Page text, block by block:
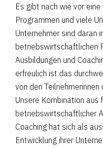
Es gibt nach wie vor
Programmen und viele
Unternehmer sind daran
betriebswirtschaftlichen
Ausbildungen und
erfreulich ist das
von den
Unsere Kombination aus
betriebswirtschaftlicher
Coaching hat sich als
Entwicklung ihrer